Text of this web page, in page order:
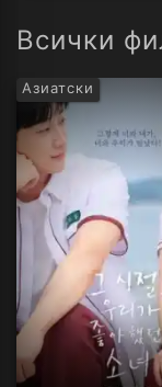
Всички
Азиатски